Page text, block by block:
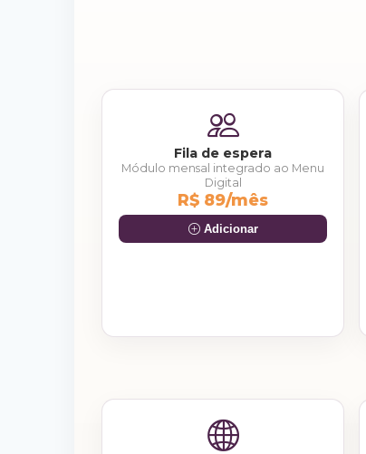
Fila de espera
Módulo mensal integrado ao Menu
Digital
R$ 89/mês
Adicionar